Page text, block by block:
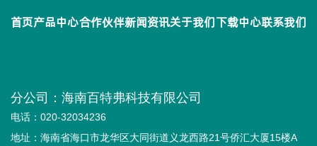
首页产品中心合作伙伴新闻资讯关于我们下载中心联系我们
分公司：海南百特弗科技有限公司
电话：020-32034236
地址：海南省海口市龙华区大同街道义龙西路21号侨汇大厦15楼A